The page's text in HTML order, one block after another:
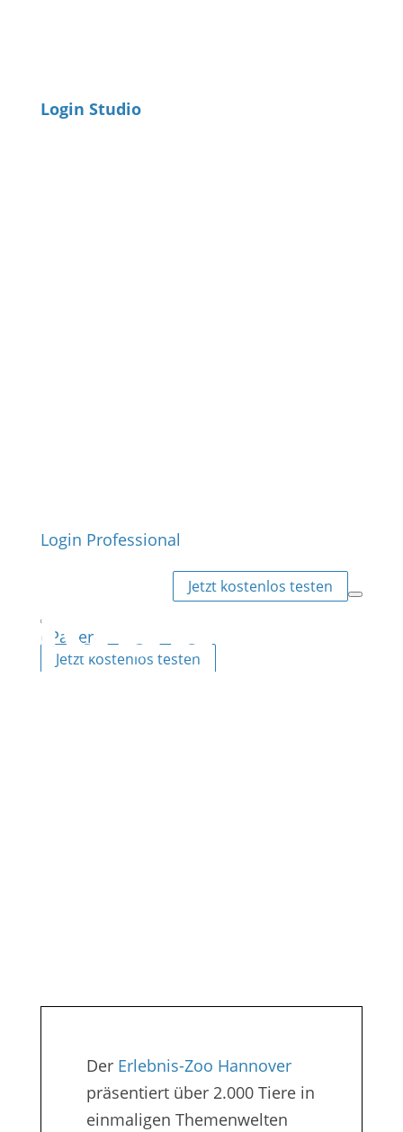
Login Studio
Login Professional
Jetzt kostenlos testen
ePaper
Jetzt kostenlos testen
Der Erlebnis-Zoo Hannover
präsentiert über 2.000 Tiere in
einmaligen Themenwelten